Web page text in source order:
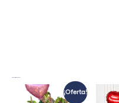
¡Oferta!
El
precio
El
precio